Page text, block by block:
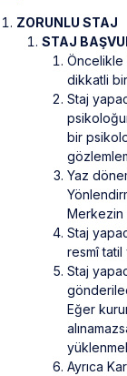
ZORUNLU STAJ
STAJ
Öncelikle
dikkatli
Staj
bir
Yaz
Merkezin
Staj
resmî tatil
Staj
Eğer
Ayrıca